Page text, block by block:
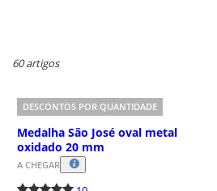
60 artigos
DESCONTOS POR QUANTIDADE
Medalha São José oval metal
oxidado 20 mm
A CHEGAR